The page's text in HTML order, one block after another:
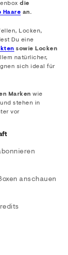
die
Haare an.
Locken,
Du eine
sowie Locken
natürlicher,
sich ideal für
Marken wie
und stehen in
vor
anschauen